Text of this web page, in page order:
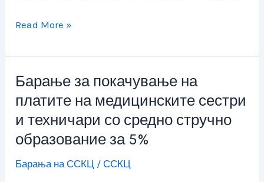
Read More »
Барање за покачување на
платите на медицинските сестри
и техничари со средно стручно
образование за 5%
Барања на ССКЦ /ССКЦ
Барање
за
на
платите
на